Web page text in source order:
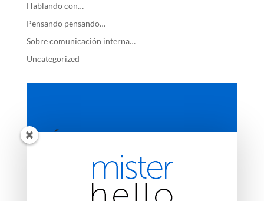
Hablando con…
Pensando pensando…
Sobre comunicación interna…
Uncategorized
ÚLTIMAS ENTRADAS